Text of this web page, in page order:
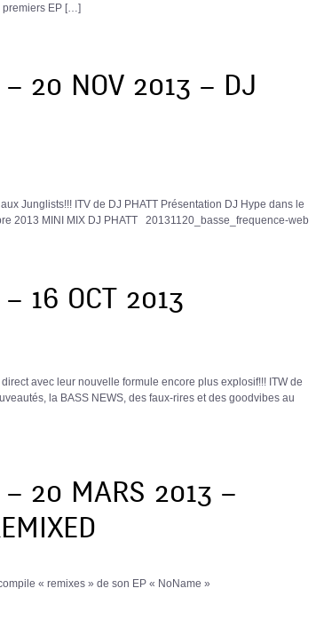
premiers EP […]
– 20 NOV 2013 – DJ
Junglists!!! ITV de DJ PHATT Présentation DJ Hype dans le
2013 MINI MIX DJ PHATT 20131120_basse_frequence-web
– 16 OCT 2013
avec leur nouvelle formule encore plus explosif!!! ITW de
la BASS NEWS, des faux-rires et des goodvibes au
– 20 MARS 2013 –
« remixes » de son EP « NoName »